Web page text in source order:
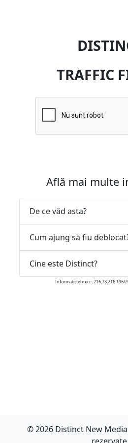
TRAFFIC
Află mai multe
De ce văd asta?
Cum ajung să fiu
Cine este Distinct?
Informatii tehnice: 216.73.216.196/
© 2026 Distinct New